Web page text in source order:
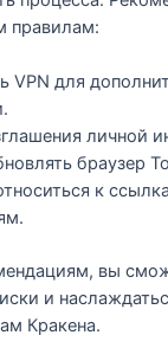
правилам:
VPN для
личной
браузер
к
вы
и
Кракена.